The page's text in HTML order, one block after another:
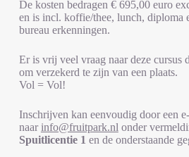
De kosten bedragen € 695,00 euro
en is incl. koffie/thee, lunch, diploma
bureau erkenningen.
Er is vrij veel vraag naar deze cursus
om verzekerd te zijn van een plaats.
Vol = Vol!
Inschrijven kan eenvoudig door een
naar info@fruitpark.nl onder
Spuitlicentie 1 en de onderstaande